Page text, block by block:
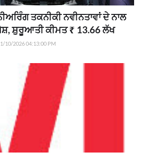
ਤਕਨੀਕੀ ਨਵੀਨਤਾਵਾਂ ਦੇ ਨਾਲ
ਸ਼ੁਰੂਆਤੀ ਕੀਮਤ ₹ 13.66 ਲੱਖ
1/10/2026 04:13:00 PM